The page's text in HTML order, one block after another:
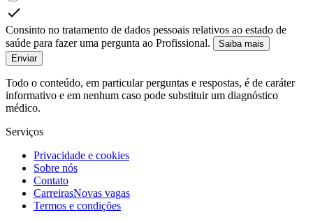
Consinto no tratamento de dados pessoais relativos ao estado de
saúde para fazer uma pergunta ao Profissional.
Saiba mais
Enviar
Todo o conteúdo, em particular perguntas e respostas, é de caráter
informativo e em nenhum caso pode substituir um diagnóstico
médico.
Serviços
Privacidade e cookies
Sobre nós
Contato
CarreirasNovas vagas
Termos e condições